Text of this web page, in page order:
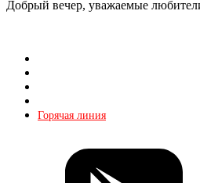
Добрый вечер, уважаемые
Горячая линия